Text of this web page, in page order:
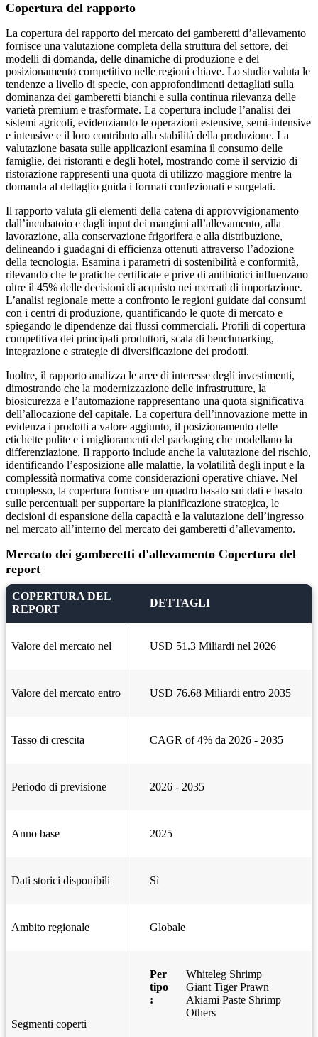
Copertura del rapporto
La copertura del rapporto del mercato dei gamberetti d’allevamento
fornisce una valutazione completa della struttura del settore, dei
modelli di domanda, delle dinamiche di produzione e del
posizionamento competitivo nelle regioni chiave. Lo studio valuta le
tendenze a livello di specie, con approfondimenti dettagliati sulla
dominanza dei gamberetti bianchi e sulla continua rilevanza delle
varietà premium e trasformate. La copertura include l’analisi dei
sistemi agricoli, evidenziando le operazioni estensive, semi-intensive
e intensive e il loro contributo alla stabilità della produzione. La
valutazione basata sulle applicazioni esamina il consumo delle
famiglie, dei ristoranti e degli hotel, mostrando come il servizio di
ristorazione rappresenti una quota di utilizzo maggiore mentre la
domanda al dettaglio guida i formati confezionati e surgelati.
Il rapporto valuta gli elementi della catena di approvvigionamento
dall’incubatoio e dagli input dei mangimi all’allevamento, alla
lavorazione, alla conservazione frigorifera e alla distribuzione,
delineando i guadagni di efficienza ottenuti attraverso l’adozione
della tecnologia. Esamina i parametri di sostenibilità e conformità,
rilevando che le pratiche certificate e prive di antibiotici influenzano
oltre il 45% delle decisioni di acquisto nei mercati di importazione.
L’analisi regionale mette a confronto le regioni guidate dai consumi
con i centri di produzione, quantificando le quote di mercato e
spiegando le dipendenze dai flussi commerciali. Profili di copertura
competitiva dei principali produttori, scala di benchmarking,
integrazione e strategie di diversificazione dei prodotti.
Inoltre, il rapporto analizza le aree di interesse degli investimenti,
dimostrando che la modernizzazione delle infrastrutture, la
biosicurezza e l’automazione rappresentano una quota significativa
dell’allocazione del capitale. La copertura dell’innovazione mette in
evidenza i prodotti a valore aggiunto, il posizionamento delle
etichette pulite e i miglioramenti del packaging che modellano la
differenziazione. Il rapporto include anche la valutazione del rischio,
identificando l’esposizione alle malattie, la volatilità degli input e la
complessità normativa come considerazioni operative chiave. Nel
complesso, la copertura fornisce un quadro basato sui dati e basato
sulle percentuali per supportare la pianificazione strategica, le
decisioni di espansione della capacità e la valutazione dell’ingresso
nel mercato all’interno del mercato dei gamberetti d’allevamento.
Mercato dei gamberetti d'allevamento Copertura del
report
COPERTURA DEL
REPORT
DETTAGLI
Valore del mercato nel USD 51.3 Miliardi nel 2026
Valore del mercato entro USD 76.68 Miliardi entro 2035
Tasso di crescita CAGR of 4% da 2026 - 2035
Periodo di previsione 2026 - 2035
Anno base 2025
Dati storici disponibili Sì
Ambito regionale Globale
Segmenti coperti
Per
tipo
:
Whiteleg Shrimp
Giant Tiger Prawn
Akiami Paste Shrimp
Others